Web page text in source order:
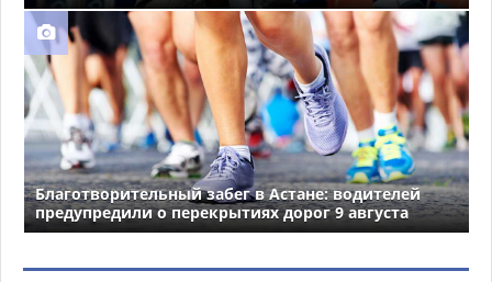
Благотворительный забег в Астане: водителей
предупредили о перекрытиях дорог 9 августа